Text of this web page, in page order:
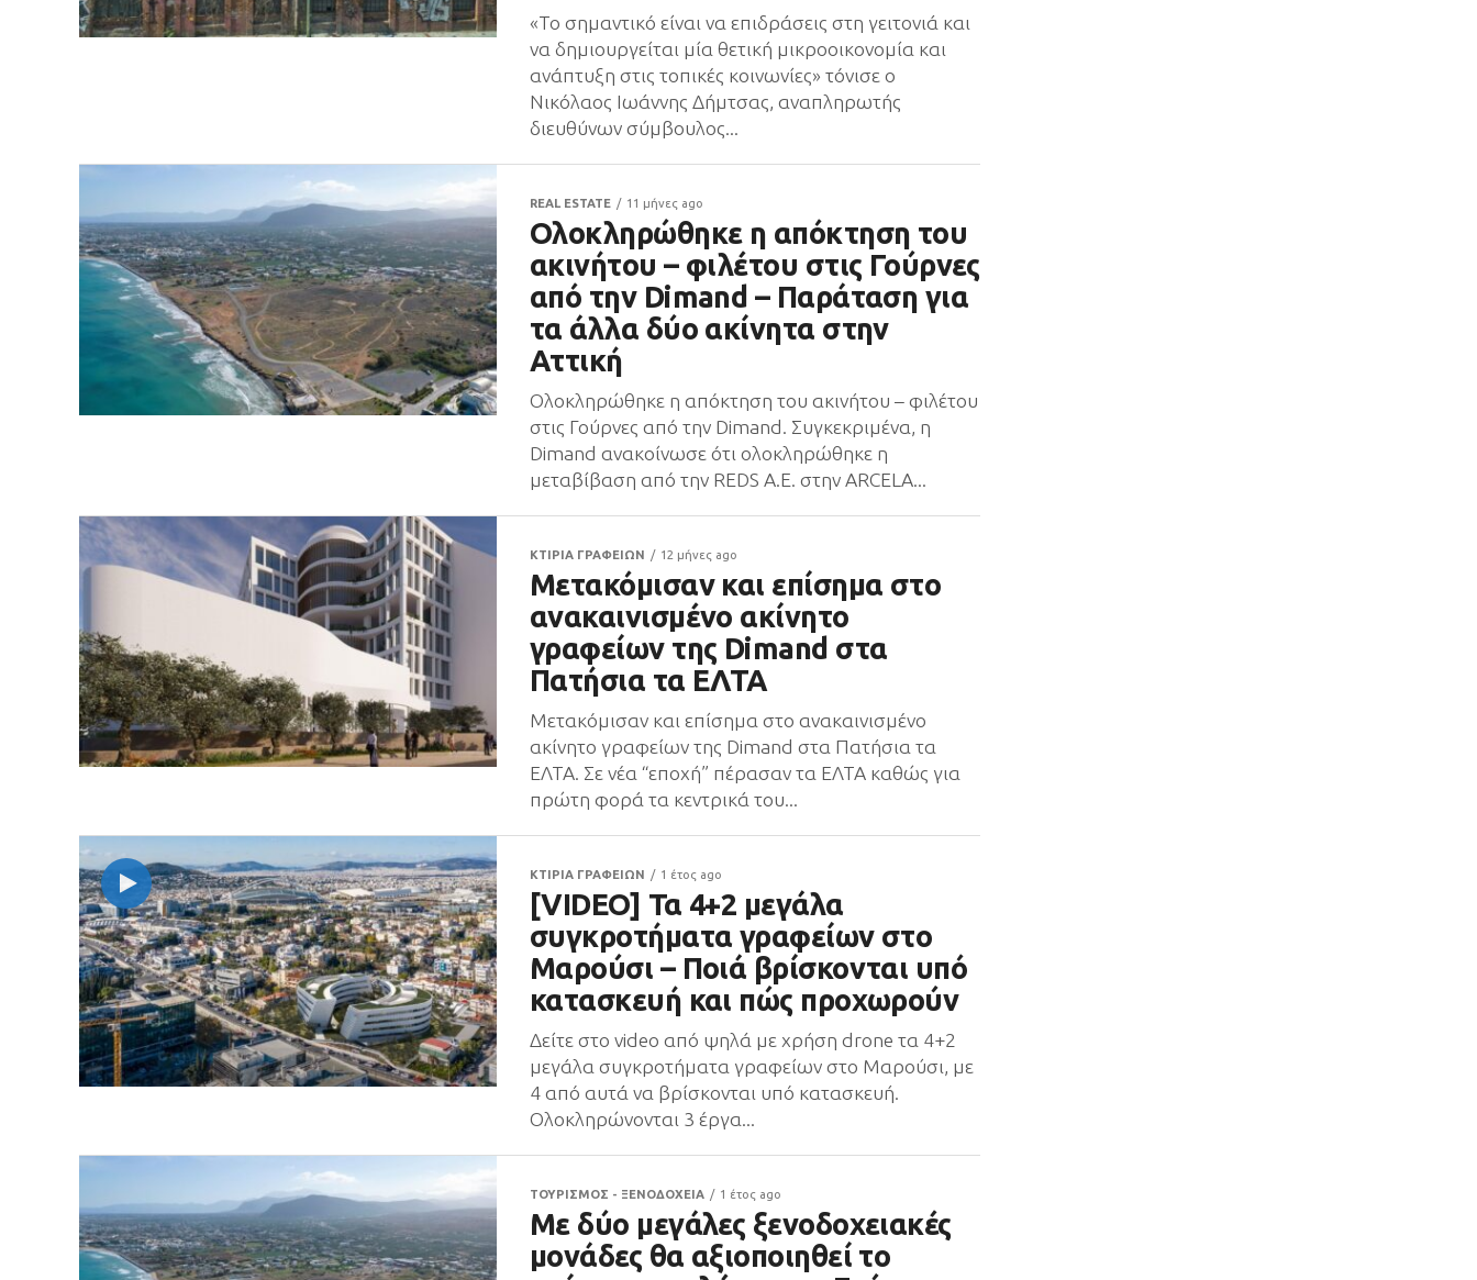
«Το σημαντικό είναι να επιδράσεις στη γειτονιά και
να δημιουργείται μία θετική μικροοικονομία και
ανάπτυξη στις τοπικές κοινωνίες» τόνισε ο
Νικόλαος Ιωάννης Δήμτσας, αναπληρωτής
διευθύνων σύμβουλος...
REAL ESTATE 11 μήνες ago
Ολοκληρώθηκε η απόκτηση του
ακινήτου – φιλέτου στις Γούρνες
από την Dimand – Παράταση για
τα άλλα δύο ακίνητα στην
Αττική
Ολοκληρώθηκε η απόκτηση του ακινήτου – φιλέτου
στις Γούρνες από την Dimand. Συγκεκριμένα, η
Dimand ανακοίνωσε ότι ολοκληρώθηκε η
μεταβίβαση από την REDS A.E. στην ARCELA...
ΚΤΙΡΙΑ ΓΡΑΦΕΙΩΝ 12 μήνες ago
Μετακόμισαν και επίσημα στο
ανακαινισμένο ακίνητο
γραφείων της Dimand στα
Πατήσια τα ΕΛΤΑ
Μετακόμισαν και επίσημα στο ανακαινισμένο
ακίνητο γραφείων της Dimand στα Πατήσια τα
ΕΛΤΑ. Σε νέα “εποχή” πέρασαν τα ΕΛΤΑ καθώς για
πρώτη φορά τα κεντρικά του...
ΚΤΙΡΙΑ ΓΡΑΦΕΙΩΝ 1 έτος ago
[VIDEO] Τα 4+2 μεγάλα
συγκροτήματα γραφείων στο
Μαρούσι – Ποιά βρίσκονται υπό
κατασκευή και πώς προχωρούν
Δείτε στο video από ψηλά με χρήση drone τα 4+2
μεγάλα συγκροτήματα γραφείων στο Μαρούσι, με
4 από αυτά να βρίσκονται υπό κατασκευή.
Ολοκληρώνονται 3 έργα...
ΤΟΥΡΙΣΜΟΣ - ΞΕΝΟΔΟΧΕΙΑ 1 έτος ago
Με δύο μεγάλες ξενοδοχειακές
μονάδες θα αξιοποιηθεί το